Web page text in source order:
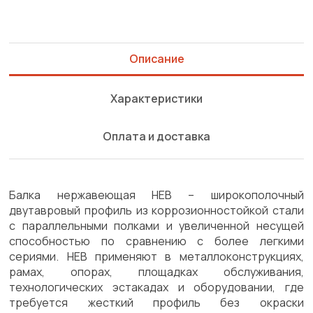
Описание
Характеристики
Оплата и доставка
Балка нержавеющая HEB – широкополочный
двутавровый профиль из коррозионностойкой стали
с параллельными полками и увеличенной несущей
способностью по сравнению с более легкими
сериями. HEB применяют в металлоконструкциях,
рамах, опорах, площадках обслуживания,
технологических эстакадах и оборудовании, где
требуется жесткий профиль без окраски